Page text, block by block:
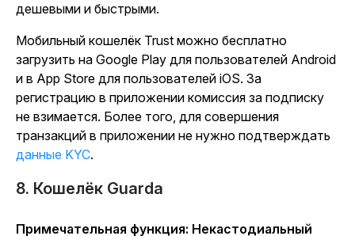
дешевыми и быстрыми.
Мобильный кошелёк Trust можно бесплатно
загрузить на Google Play для пользователей Android
и в App Store для пользователей iOS. За
регистрацию в приложении комиссия за подписку
не взимается. Более того, для совершения
транзакций в приложении не нужно подтверждать
данные KYC.
8. Кошелёк Guarda
Примечательная функция: Некастодиальный